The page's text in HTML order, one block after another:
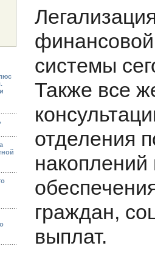
системы
Также все
отделения
накоплений
граждан,
выплат.